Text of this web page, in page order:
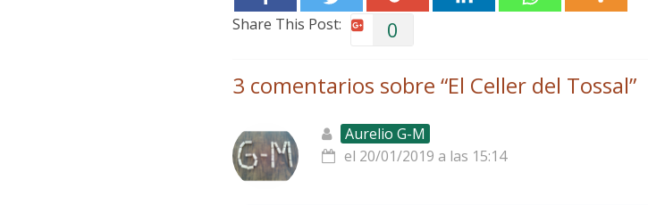
Share This Post: 0
3 comentarios sobre “El Celler del Tossal”
Aurelio G-M
el 20/01/2019 a las 15:14